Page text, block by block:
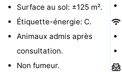
golf
Peche
-
Observation
Surface au sol: ±125 m².
Étiquette-énergie: C.
Animaux admis après
consultation.
Non fumeur.